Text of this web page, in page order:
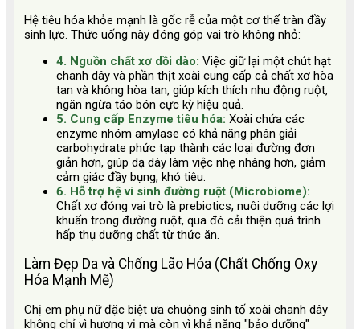
Hệ tiêu hóa khỏe mạnh là gốc rễ của một cơ thể tràn đầy
sinh lực. Thức uống này đóng góp vai trò không nhỏ:
4. Nguồn chất xơ dồi dào: Việc giữ lại một chút hạt
chanh dây và phần thịt xoài cung cấp cả chất xơ hòa
tan và không hòa tan, giúp kích thích nhu động ruột,
ngăn ngừa táo bón cực kỳ hiệu quả.
5. Cung cấp Enzyme tiêu hóa: Xoài chứa các
enzyme nhóm amylase có khả năng phân giải
carbohydrate phức tạp thành các loại đường đơn
giản hơn, giúp dạ dày làm việc nhẹ nhàng hơn, giảm
cảm giác đầy bụng, khó tiêu.
6. Hỗ trợ hệ vi sinh đường ruột (Microbiome):
Chất xơ đóng vai trò là prebiotics, nuôi dưỡng các lợi
khuẩn trong đường ruột, qua đó cải thiện quá trình
hấp thụ dưỡng chất từ thức ăn.
Làm Đẹp Da và Chống Lão Hóa (Chất Chống Oxy
Hóa Mạnh Mẽ)
Chị em phụ nữ đặc biệt ưa chuộng sinh tố xoài chanh dây
không chỉ vì hương vị mà còn vì khả năng "bảo dưỡng"